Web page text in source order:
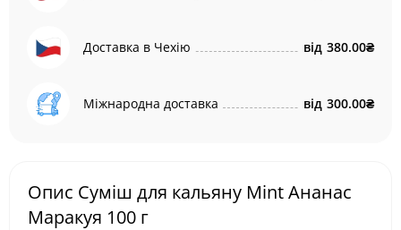
Доставка в Чехію від 380.00₴
Міжнародна доставка від 300.00₴
Опис Суміш для кальяну Mint Ананас
Маракуя 100 г